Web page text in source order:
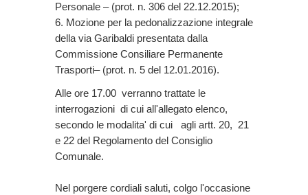
Personale – (prot. n. 306 del 22.12.2015);
6. Mozione per la pedonalizzazione integrale
della via Garibaldi presentata dalla
Commissione Consiliare Permanente
Trasporti– (prot. n. 5 del 12.01.2016).
Alle ore 17.00 verranno trattate le
interrogazioni di cui all'allegato elenco,
secondo le modalita' di cui agli artt. 20, 21
e 22 del Regolamento del Consiglio
Comunale.
Nel porgere cordiali saluti, colgo l'occasione